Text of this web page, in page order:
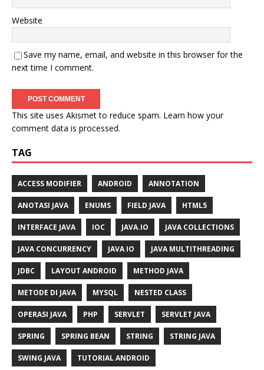
Website
Save my name, email, and website in this browser for the
next time I comment.
This site uses Akismet to reduce spam. Learn how your
comment data is processed.
TAG
ACCESS MODIFIER ANDROID ANNOTATION
ANOTASI JAVA ENUMS FIELD JAVA HTML5
INTERFACE JAVA IOC JAVA.IO JAVA COLLECTIONS
JAVA CONCURRENCY JAVA IO JAVA MULTITHREADING
JDBC LAYOUT ANDROID METHOD JAVA
METODE DI JAVA MYSQL NESTED CLASS
OPERASI JAVA PHP SERVLET SERVLET JAVA
SPRING SPRING BEAN STRING STRING JAVA
SWING JAVA TUTORIAL ANDROID